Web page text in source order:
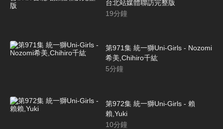
台北站媒體聯訪完整版
19分鐘
第971集 統一獅Uni-Girls - Nozomi
希美,Chihiro千紘
5分鐘
第972集 統一獅Uni-Girls - 賴
賴,Yuki
10分鐘